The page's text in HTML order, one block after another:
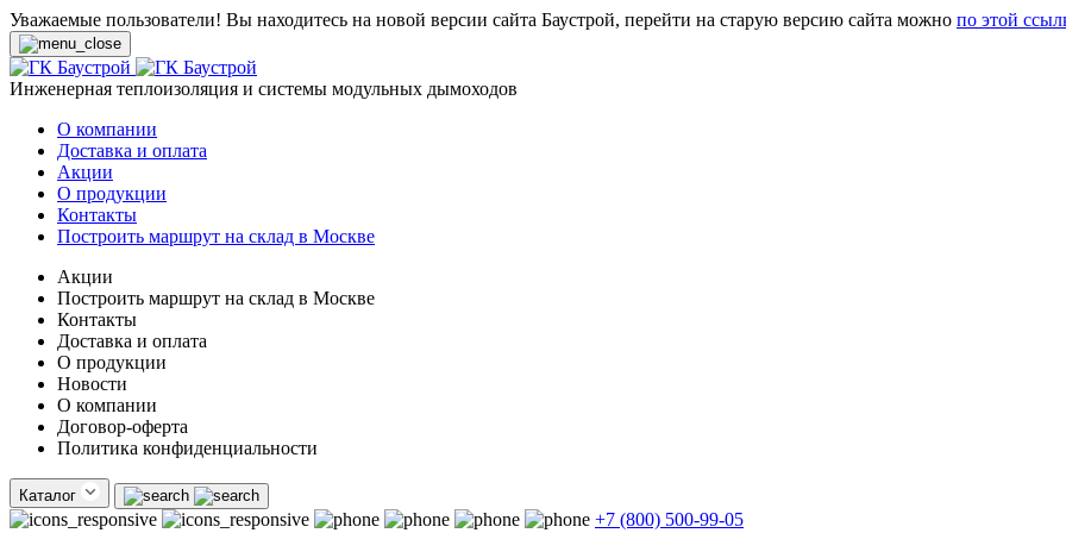
Уважаемые пользователи! Вы находитесь на новой версии сайта Баустрой, перейти на старую версию сайта можно по этой
Инженерная теплоизоляция и системы модульных дымоходов
О компании
Доставка и оплата
Акции
О продукции
Контакты
Построить маршрут на склад в Москве
Акции
Построить маршрут на склад в Москве
Контакты
Доставка и оплата
О продукции
Новости
О компании
Договор-оферта
Политика конфиденциальности
Каталог
+7 (800) 500-99-05